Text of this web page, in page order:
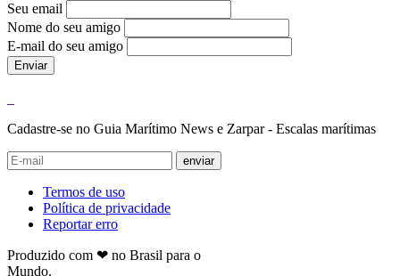
Seu email
Nome do seu amigo
E-mail do seu amigo
Enviar
Cadastre-se no Guia Marítimo News e Zarpar - Escalas marítimas
enviar
Termos de uso
Política de privacidade
Reportar erro
Produzido com ❤ no Brasil para o
Mundo.